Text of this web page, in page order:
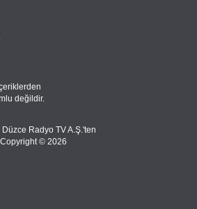
değildir.
Radyo TV A.Ş.'ten
Copyright © 2026